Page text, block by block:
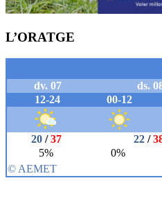
L’ORATGE